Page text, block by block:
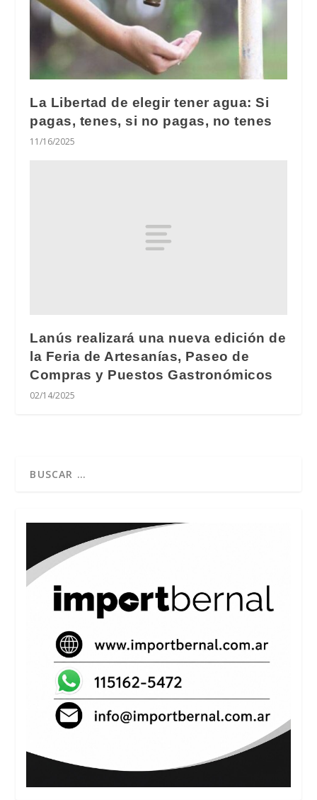
La Libertad de elegir tener agua: Si
pagas, tenes, si no pagas, no tenes
11/16/2025
Lanús realizará una nueva edición de
la Feria de Artesanías, Paseo de
Compras y Puestos Gastronómicos
02/14/2025